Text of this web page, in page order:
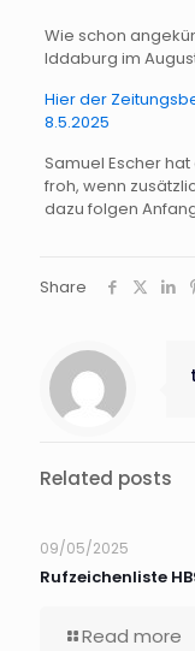
Wie schon
Iddaburg im
Hier der
8.5.2025
Samuel Escher
froh, wenn
dazu folgen
Share
Related posts
09/05/2025
Rufzeichenliste
Read more